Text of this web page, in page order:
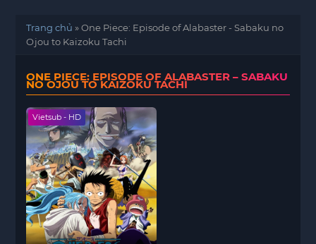
Trang chủ »One Piece: Episode of Alabaster - Sabaku no
Ojou to Kaizoku Tachi
ONE PIECE: EPISODE OF ALABASTER – SABAKU
NO OJOU TO KAIZOKU TACHI
Vietsub - HD